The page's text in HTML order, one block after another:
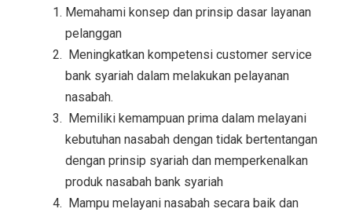
Memahami konsep dan prinsip dasar layanan
pelanggan
Meningkatkan kompetensi customer service
bank syariah dalam melakukan pelayanan
nasabah.
Memiliki kemampuan prima dalam melayani
kebutuhan nasabah dengan tidak bertentangan
dengan prinsip syariah dan memperkenalkan
produk nasabah bank syariah
Mampu melayani nasabah secara baik dan